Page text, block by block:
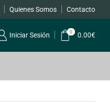
Quienes Somos Contacto
Iniciar Sesión 0 0.00€